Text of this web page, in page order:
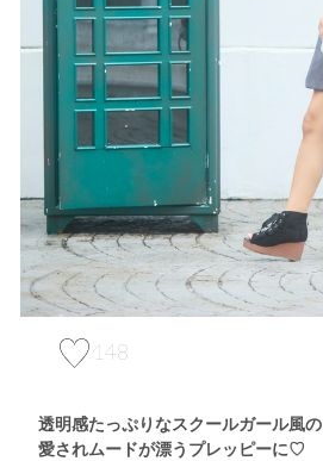
148
透明感たっぷりなスクールガール風の
愛されムードが漂うプレッピーに♡